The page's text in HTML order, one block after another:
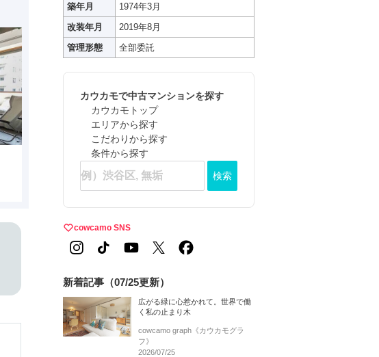
築年月
1974年3月
改装年月
2019年8月
管理形態
全部委託
カウカモで中古マンションを探す
カウカモトップ
エリアから探す
こだわりから探す
条件から探す
検索
cowcamo SNS
新着記事（07/25更新）
広がる緑に心惹かれて。世界で働
く私の止まり木
cowcamo graph《カウカモグラ
フ》
2026/07/25